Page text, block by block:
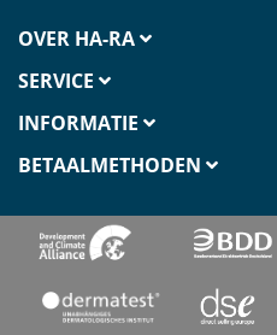
OVER HA-RA
SERVICE
INFORMATIE
BETAALMETHODEN